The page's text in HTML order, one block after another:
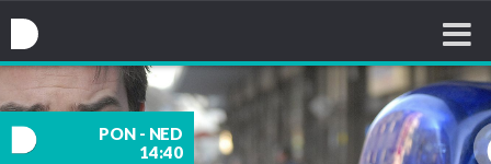
PON - NED
14:40
Nova TV